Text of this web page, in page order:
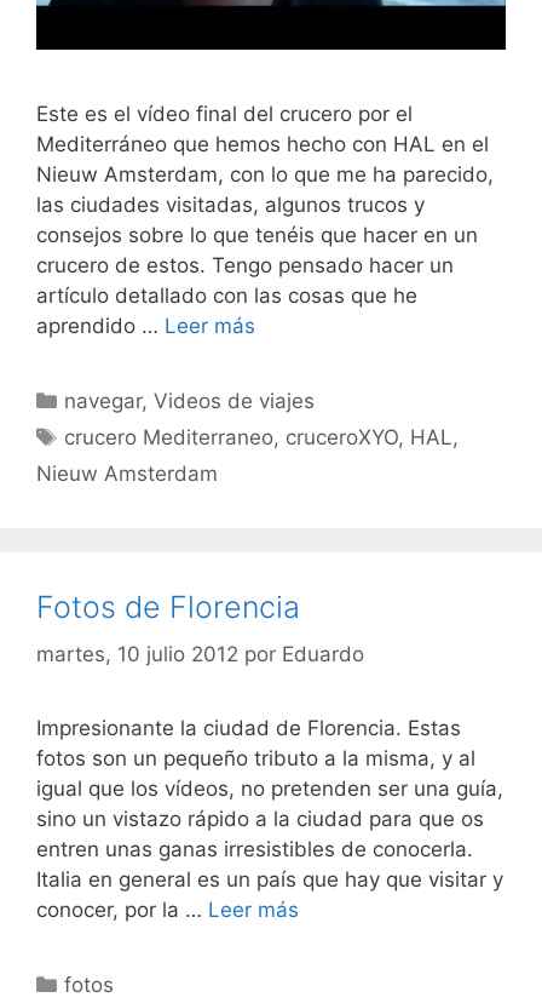
Este es el vídeo final del crucero por el
Mediterráneo que hemos hecho con HAL en el
Nieuw Amsterdam, con lo que me ha parecido,
las ciudades visitadas, algunos trucos y
consejos sobre lo que tenéis que hacer en un
crucero de estos. Tengo pensado hacer un
artículo detallado con las cosas que he
aprendido … Leer más
Categorías
navegar,Videos de viajes
Etiquetas
crucero Mediterraneo, cruceroXYO, HAL,
Nieuw Amsterdam
Fotos de Florencia
martes, 10 julio 2012 por Eduardo
Impresionante la ciudad de Florencia. Estas
fotos son un pequeño tributo a la misma, y al
igual que los vídeos, no pretenden ser una guía,
sino un vistazo rápido a la ciudad para que os
entren unas ganas irresistibles de conocerla.
Italia en general es un país que hay que visitar y
conocer, por la … Leer más
Categorías
fotos